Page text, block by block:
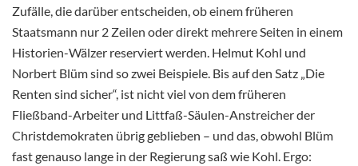
Zufälle, die darüber entscheiden, ob einem früheren
Staatsmann nur 2 Zeilen oder direkt mehrere Seiten in einem
Historien-Wälzer reserviert werden. Helmut Kohl und
Norbert Blüm sind so zwei Beispiele. Bis auf den Satz „Die
Renten sind sicher“, ist nicht viel von dem früheren
Fließband-Arbeiter und Littfaß-Säulen-Anstreicher der
Christdemokraten übrig geblieben – und das, obwohl Blüm
fast genauso lange in der Regierung saß wie Kohl. Ergo: